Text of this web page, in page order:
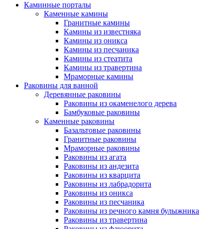
Каминные порталы
Каменные камины
Гранитные камины
Камины из известняка
Камины из оникса
Камины из песчаника
Камины из стеатита
Камины из травертина
Мраморные камины
Раковины для ванной
Деревянные раковины
Раковины из окаменелого дерева
Бамбуковые раковины
Каменные раковины
Базальтовые раковины
Гранитные раковины
Мраморные раковины
Раковины из агата
Раковины из андезита
Раковины из кварцита
Раковины из лабрадорита
Раковины из оникса
Раковины из песчаника
Раковины из речного камня булыжника
Раковины из травертина